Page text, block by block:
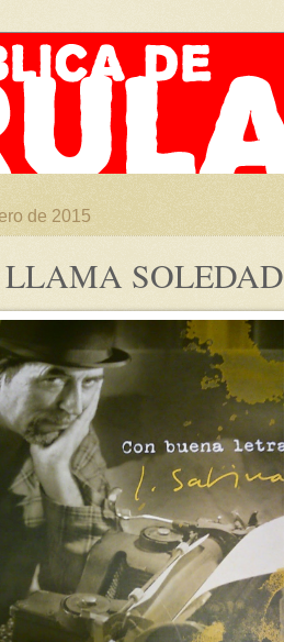
de 2015
LLAMA SOLEDAD